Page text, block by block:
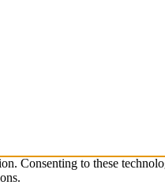
Consenting to these